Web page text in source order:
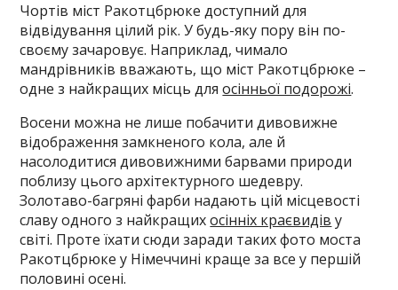
Чортів міст Ракотцбрюке доступний для
відвідування цілий рік. У будь-яку пору він по-
своєму зачаровує. Наприклад, чимало
мандрівників вважають, що міст Ракотцбрюке –
одне з найкращих місць дляосінньої подорожі.
Восени можна не лише побачити дивовижне
відображення замкненого кола, але й
насолодитися дивовижними барвами природи
поблизу цього архітектурного шедевру.
Золотаво-багряні фарби надають цій місцевості
славу одного з найкращихосінніх краєвидів у
світі. Проте їхати сюди заради таких фото моста
Ракотцбрюке у Німеччині краще за все у першій
половині осені.